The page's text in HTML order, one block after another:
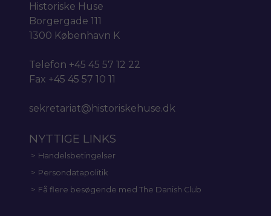
Historiske Huse
Borgergade 111
1300 København K
Telefon +45 45 57 12 22
Fax +45 45 57 10 11
sekretariat@historiskehuse.dk
NYTTIGE LINKS
Handelsbetingelser
Persondatapolitik
Få flere besøgende med The Danish Club